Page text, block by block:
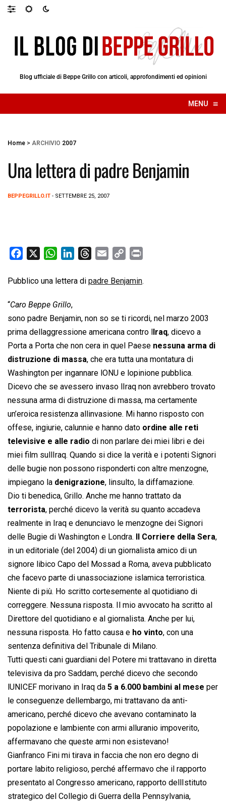
Blog ufficiale di Beppe Grillo con articoli, approfondimenti ed opinioni
MENU ≡
☰
Home > ARCHIVIO 2007
Una lettera di padre Benjamin
BEPPEGRILLO.IT - SETTEMBRE 25, 2007
c
b
o
o
k
W
a
s
A
p
p
n
d
I
n
r
d
s
a
p
i
n
k
Pubblico una lettera di padre Benjamin.
“Caro Beppe Grillo,
sono padre Benjamin, non so se ti ricordi, nel marzo 2003
prima dellaggressione americana contro l
Iraq, dicevo a
Porta a Porta che non cera in quel Paese nessuna arma di
distruzione di massa, che era tutta una montatura di
Washington per ingannare lONU e lopinione pubblica.
Dicevo che se avessero invaso lIraq non avrebbero trovato
nessuna arma di distruzione di massa, ma certamente
un’eroica resistenza allinvasione. Mi hanno risposto con
offese, ingiurie, calunnie e hanno dato ordine alle reti
televisive e alle radio di non parlare dei miei libri e dei
miei film sullIraq. Quando si dice la verità e i potenti Signori
delle bugie non possono risponderti con altre menzogne,
impiegano la denigrazione, linsulto, la diffamazione.
Dio ti benedica, Grillo. Anche me hanno trattato da
terrorista, perché dicevo la verità su quanto accadeva
realmente in Iraq e denunciavo le menzogne dei Signori
delle Bugie di Washington e Londra. Il Corriere della Sera,
in un editoriale (del 2004) di un giornalista amico di un
signore libico Capo del Mossad a Roma, aveva pubblicato
che facevo parte di unassociazione islamica terroristica.
Niente di più. Ho scritto cortesemente al quotidiano di
correggere. Nessuna risposta. Il mio avvocato ha scritto al
Direttore del quotidiano e al giornalista. Anche per lui,
nessuna risposta. Ho fatto causa e ho vinto, con una
sentenza definitiva del Tribunale di Milano.
Tutti questi cani guardiani del Potere mi trattavano in diretta
televisiva da pro Saddam, perché dicevo che secondo
lUNICEF morivano in Iraq da 5 a 6.000 bambini al mese per
le conseguenze dellembargo, mi trattavano da anti-
americano, perché dicevo che avevano contaminato la
popolazione e lambiente con armi alluranio impoverito,
affermavano che queste armi non esistevano!
Gianfranco Fini mi tirava in faccia che non ero degno di
portare labito religioso, perché affermavo che il rapporto
presentato al Congresso americano, rapporto dellIstituto
strategico del Collegio di Guerra della Pennsylvania,